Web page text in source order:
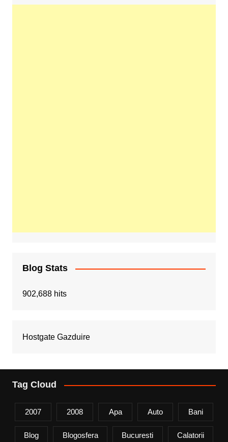
Blog Stats
902,688 hits
Hostgate Gazduire
Tag Cloud
2007 2008 Apa Auto Bani
Blog Blogosfera Bucuresti Calatorii